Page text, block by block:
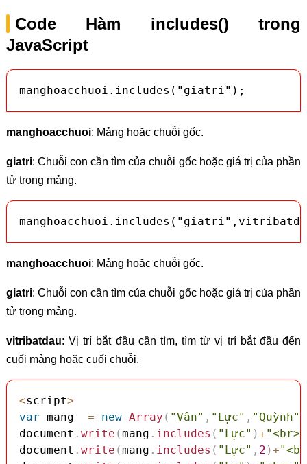
Code Hàm includes() trong
JavaScript
manghoacchuoi.includes("giatri");
manghoacchuoi: Mảng hoặc chuỗi gốc.
giatri: Chuỗi con cần tìm của chuỗi gốc hoặc giá trị của phần
tử trong mảng.
manghoacchuoi: Mảng hoặc chuỗi gốc.
giatri: Chuỗi con cần tìm của chuỗi gốc hoặc giá trị của phần
tử trong mảng.
vitribatdau: Vị trí bắt đầu cần tìm, tìm từ vị trí bắt đầu đến
cuối mảng hoặc cuối chuỗi.
<script>
var mang = new Array ( "Vân" , "Lực" , "Quỳnh"
document . write (mang . includes ( "Lực" )+"<br>"
document . write (mang . includes ( "Lực" , 2 )+